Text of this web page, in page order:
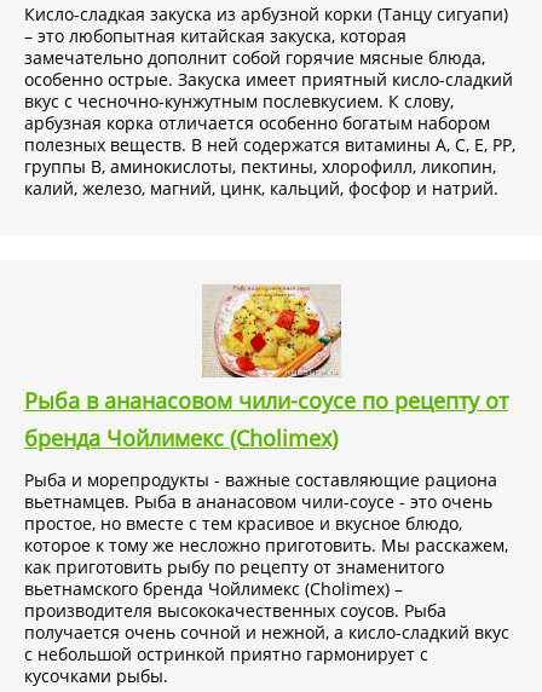
Кисло-сладкая закуска из арбузной корки (Танцу сигуапи)
– это любопытная китайская закуска, которая
замечательно дополнит собой горячие мясные блюда,
особенно острые. Закуска имеет приятный кисло-сладкий
вкус с чесночно-кунжутным послевкусием. К слову,
арбузная корка отличается особенно богатым набором
полезных веществ. В ней содержатся витамины А, С, Е, РР,
группы В, аминокислоты, пектины, хлорофилл, ликопин,
калий, железо, магний, цинк, кальций, фосфор и натрий.
Рыба в ананасовом чили-соусе по рецепту от
бренда Чойлимекс (Cholimex)
Рыба и морепродукты - важные составляющие рациона
вьетнамцев. Рыба в ананасовом чили-соусе - это очень
простое, но вместе с тем красивое и вкусное блюдо,
которое к тому же несложно приготовить. Мы расскажем,
как приготовить рыбу по рецепту от знаменитого
вьетнамского бренда Чойлимекс (Cholimex) –
производителя высококачественных соусов. Рыба
получается очень сочной и нежной, а кисло-сладкий вкус
с небольшой остринкой приятно гармонирует с
кусочками рыбы.